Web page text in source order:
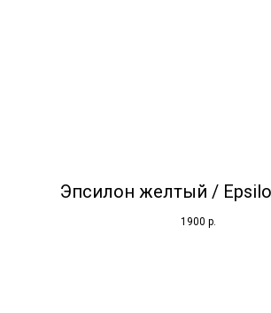
Эпсилон желтый /
1900 р.